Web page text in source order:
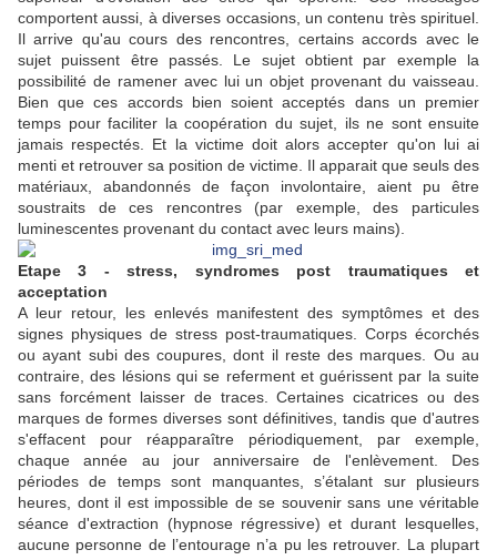
comportent aussi, à diverses occasions, un contenu très spirituel.
Il arrive qu'au cours des rencontres, certains accords avec le
sujet puissent être passés. Le sujet obtient par exemple la
possibilité de ramener avec lui un objet provenant du vaisseau.
Bien que ces accords bien soient acceptés dans un premier
temps pour faciliter la coopération du sujet, ils ne sont ensuite
jamais respectés. Et la victime doit alors accepter qu'on lui ai
menti et retrouver sa position de victime. Il apparait que seuls des
matériaux, abandonnés de façon involontaire, aient pu être
soustraits de ces rencontres (par exemple, des particules
luminescentes provenant du contact avec leurs mains).
Etape 3 - stress, syndromes post traumatiques et
acceptation
A leur retour, les enlevés manifestent des symptômes et des
signes physiques de stress post-traumatiques. Corps écorchés
ou ayant subi des coupures, dont il reste des marques. Ou au
contraire, des lésions qui se referment et guérissent par la suite
sans forcément laisser de traces. Certaines cicatrices ou des
marques de formes diverses sont définitives, tandis que d'autres
s'effacent pour réapparaître périodiquement, par exemple,
chaque année au jour anniversaire de l'enlèvement. Des
périodes de temps sont manquantes, s’étalant sur plusieurs
heures, dont il est impossible de se souvenir sans une véritable
séance d'extraction (hypnose régressive) et durant lesquelles,
aucune personne de l’entourage n’a pu les retrouver. La plupart